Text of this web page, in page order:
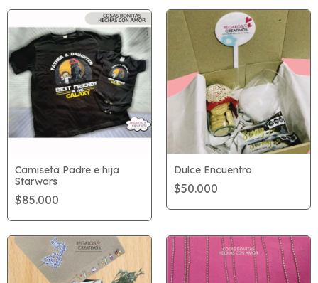
Camiseta Padre e hija
Starwars
$85.000
Dulce Encuentro
$50.000